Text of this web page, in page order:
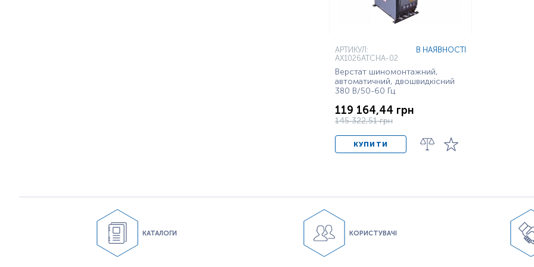
АРТИКУЛ:
AX1026ATCHA-02
В НАЯВНОСТІ
Верстат шиномонтажний,
автоматичний, двошвидкісний
380 В/50-60 Гц
119 164,44 грн
145 322,51 грн
КУПИТИ
КАТАЛОГИ КОРИСТУВАЧІ